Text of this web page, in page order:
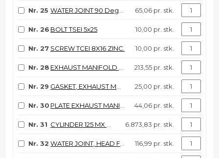
Nr. 25 WATER JOINT 90 Degr.125 ALU.01 65,06 pr. stk.
Nr. 26 BOLT TSEI 5x25 10,00 pr. stk.
Nr. 27 SCREW TCEI 8X16 ZINC. 10,00 pr. stk.
Nr. 28 EXHAUST MANIFOLD 125 M.97/05 213,55 pr. stk.
Nr. 29 GASKET, EXHAUST MANIFOLD 1.5mm 25,00 pr. stk.
Nr. 30 PLATE EXHAUST MANIF. 125 97/03 44,06 pr. stk.
Nr. 31 CYLINDER 125 MX 06/07 6.873,83 pr. stk.
Nr. 32 WATER JOINT, HEAD F.S. 116,99 pr. stk.